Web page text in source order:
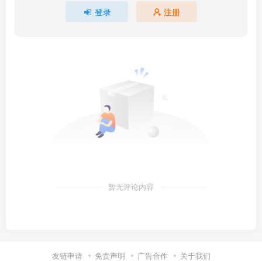
登录 注册
暂无评论内容
友链申请 免责声明 广告合作 关于我们